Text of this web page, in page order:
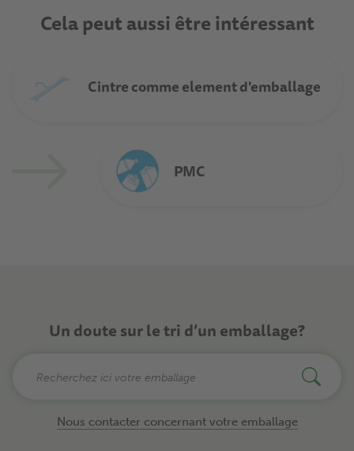
Cela peut aussi être intéressant
Cintre comme element d'emballage
PMC
Un doute sur le tri d’un emballage?
Nous contacter concernant votre emballage